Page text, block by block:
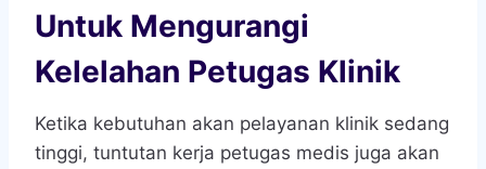
Untuk Mengurangi
Kelelahan Petugas Klinik
Ketika kebutuhan akan pelayanan klinik sedang
tinggi, tuntutan kerja petugas medis juga akan